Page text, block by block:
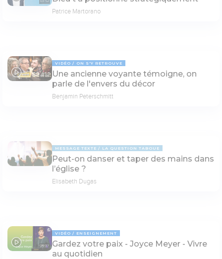
03:52
Patrice Martorano
69:03
VIDÉO ON S'Y RETROUVE
Une ancienne voyante témoigne, on
parle de l'envers du décor
Benjamin Peterschmitt
MESSAGE TEXTE LA QUESTION TABOUE
Peut-on danser et taper des mains dans
l’église ?
Elisabeth Dugas
25:27
VIDÉO ENSEIGNEMENT
Gardez votre paix - Joyce Meyer - Vivre
au quotidien